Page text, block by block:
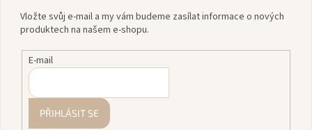
Vložte svůj e-mail a my vám budeme zasílat informace o nových
produktech na našem e-shopu.
E-mail
PŘIHLÁSIT SE